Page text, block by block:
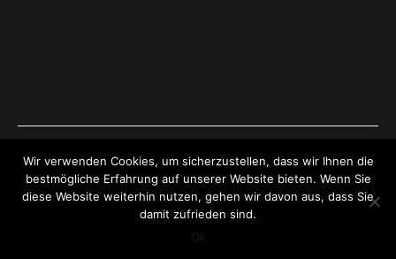
Copyright © 2026ExpressAntworten.com. All rights reserved.
Theme:Cenote by ThemeGrill. Powered byWordPress .
Wir verwenden Cookies, um sicherzustellen, dass wir Ihnen die
bestmögliche Erfahrung auf unserer Website bieten. Wenn Sie
diese Website weiterhin nutzen, gehen wir davon aus, dass Sie
damit zufrieden sind.
Ok